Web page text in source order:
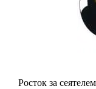
Росток за